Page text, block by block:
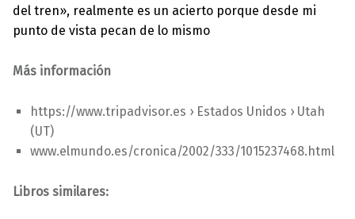
del tren», realmente es un acierto porque desde mi
punto de vista pecan de lo mismo
Más información
https://www.tripadvisor.es › Estados Unidos › Utah
(UT)
www.elmundo.es/cronica/2002/333/1015237468.html
Libros similares: